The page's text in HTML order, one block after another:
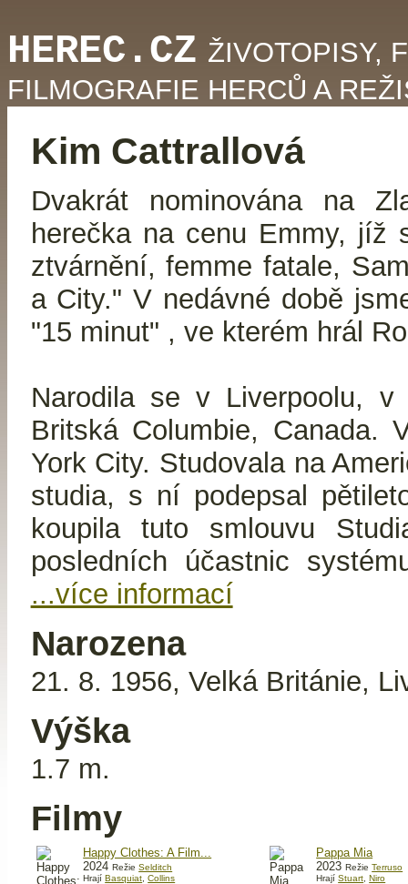
HEREC.CZ ŽIVOTOPISY,
FILMOGRAFIE HERCŮ A
Kim Cattrallová
Dvakrát nominována na
herečka na cenu Emmy, jíž
ztvárnění, femme fatale,
a City." V nedávné době
"15 minut" , ve kterém hrál
Narodila se v Liverpoolu, v
Britská Columbie, Canada.
York City. Studovala na
studia, s ní podepsal
koupila tuto smlouvu
posledních účastnic
...více informací
Narozena
21. 8. 1956, Velká Británie,
Výška
1.7 m.
Filmy
Happy Clothes: A Film...
2024RežieSelditch
HrajíBasquiat ,Collins
Pappa Mia
2023RežieTerruso
HrajíStuart ,Niro